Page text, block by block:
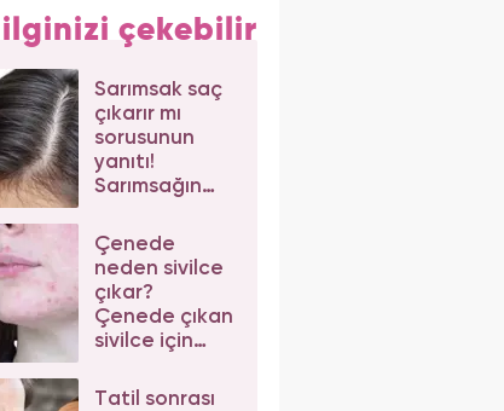
ilginizi çekebilir
Sarımsak saç
çıkarır mı
sorusunun
yanıtı!
Sarımsağın
nelerdir?
Çenede
neden sivilce
çıkar?
Çenede çıkan
sivilce için
Tatil sonrası